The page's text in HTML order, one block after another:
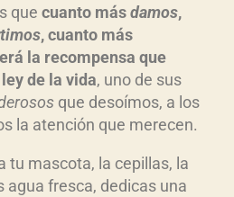
que cuanto másdamos,
, cuanto más
la recompensa que
ley de la vida, uno de sus
que desoímos, a los
la atención que merecen.
tu mascota, la cepillas, la
agua fresca, dedicas una